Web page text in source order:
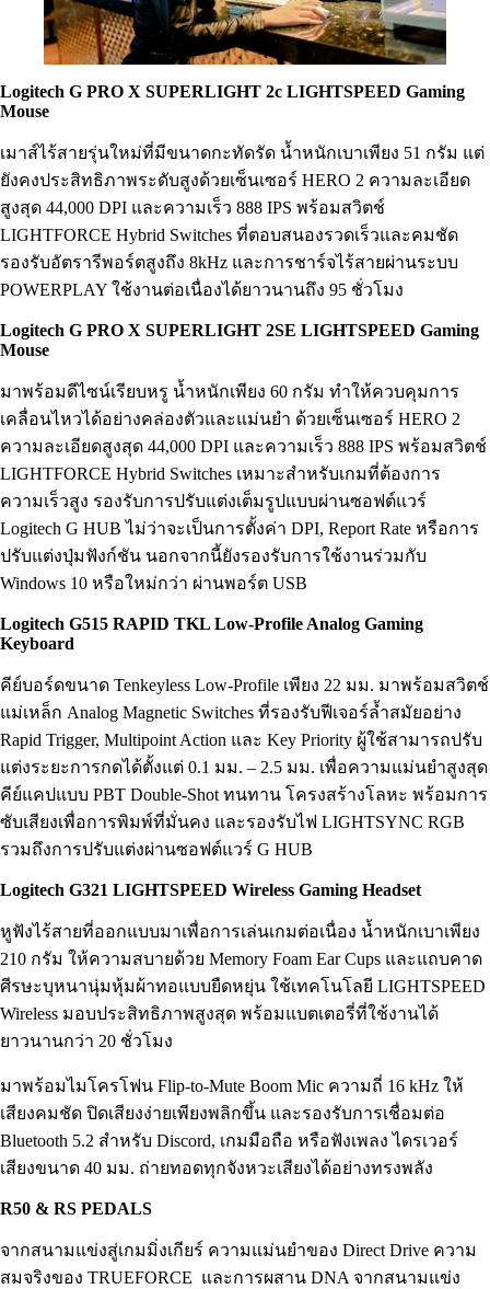
Logitech G PRO X SUPERLIGHT 2c LIGHTSPEED Gaming
Mouse
เมาส์ไร้สายรุ่นใหม่ที่มีขนาดกะทัดรัด น้ำหนักเบาเพียง 51 กรัม แต่
ยังคงประสิทธิภาพระดับสูงด้วยเซ็นเซอร์ HERO 2 ความละเอียด
สูงสุด 44,000 DPI และความเร็ว 888 IPS พร้อมสวิตช์
LIGHTFORCE Hybrid Switches ที่ตอบสนองรวดเร็วและคมชัด
รองรับอัตรารีพอร์ตสูงถึง 8kHz และการชาร์จไร้สายผ่านระบบ
POWERPLAY ใช้งานต่อเนื่องได้ยาวนานถึง 95 ชั่วโมง
Logitech G PRO X SUPERLIGHT 2SE LIGHTSPEED Gaming
Mouse
มาพร้อมดีไซน์เรียบหรู น้ำหนักเพียง 60 กรัม ทำให้ควบคุมการ
เคลื่อนไหวได้อย่างคล่องตัวและแม่นยำ ด้วยเซ็นเซอร์ HERO 2
ความละเอียดสูงสุด 44,000 DPI และความเร็ว 888 IPS พร้อมสวิตช์
LIGHTFORCE Hybrid Switches เหมาะสำหรับเกมที่ต้องการ
ความเร็วสูง รองรับการปรับแต่งเต็มรูปแบบผ่านซอฟต์แวร์
Logitech G HUB ไม่ว่าจะเป็นการตั้งค่า DPI, Report Rate หรือการ
ปรับแต่งปุ่มฟังก์ชัน นอกจากนี้ยังรองรับการใช้งานร่วมกับ
Windows 10 หรือใหม่กว่า ผ่านพอร์ต USB
Logitech G515 RAPID TKL Low-Profile Analog Gaming
Keyboard
คีย์บอร์ดขนาด Tenkeyless Low-Profile เพียง 22 มม. มาพร้อมสวิตช์
แม่เหล็ก Analog Magnetic Switches ที่รองรับฟีเจอร์ล้ำสมัยอย่าง
Rapid Trigger, Multipoint Action และ Key Priority ผู้ใช้สามารถปรับ
แต่งระยะการกดได้ตั้งแต่ 0.1 มม. – 2.5 มม. เพื่อความแม่นยำสูงสุด
คีย์แคปแบบ PBT Double-Shot ทนทาน โครงสร้างโลหะ พร้อมการ
ซับเสียงเพื่อการพิมพ์ที่มั่นคง และรองรับไฟ LIGHTSYNC RGB
รวมถึงการปรับแต่งผ่านซอฟต์แวร์ G HUB
Logitech G321 LIGHTSPEED Wireless Gaming Headset
หูฟังไร้สายที่ออกแบบมาเพื่อการเล่นเกมต่อเนื่อง น้ำหนักเบาเพียง
210 กรัม ให้ความสบายด้วย Memory Foam Ear Cups และแถบคาด
ศีรษะบุหนานุ่มหุ้มผ้าทอแบบยืดหยุ่น ใช้เทคโนโลยี LIGHTSPEED
Wireless มอบประสิทธิภาพสูงสุด พร้อมแบตเตอรี่ที่ใช้งานได้
ยาวนานกว่า 20 ชั่วโมง
มาพร้อมไมโครโฟน Flip-to-Mute Boom Mic ความถี่ 16 kHz ให้
เสียงคมชัด ปิดเสียงง่ายเพียงพลิกขึ้น และรองรับการเชื่อมต่อ
Bluetooth 5.2 สำหรับ Discord, เกมมือถือ หรือฟังเพลง ไดรเวอร์
เสียงขนาด 40 มม. ถ่ายทอดทุกจังหวะเสียงได้อย่างทรงพลัง
R50 & RS PEDALS
จากสนามแข่งสู่เกมมิ่งเกียร์ ความแม่นยำของ Direct Drive ความ
สมจริงของ TRUEFORCE และการผสาน DNA จากสนามแข่ง